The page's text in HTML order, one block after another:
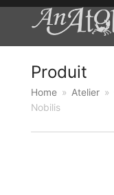
Produit
Home » Atelier »
Nobilis